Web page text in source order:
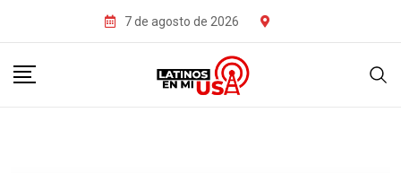
7 de agosto de 2026